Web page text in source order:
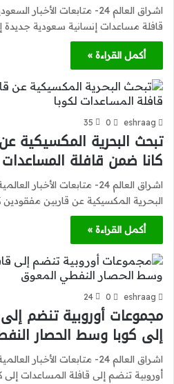
اشراق العالم 24- متابعات
قافلة مساعدات إنسانية سعودية جديدة
أكمل القراءة »
eshraag
0
35
تبحث البحرية المكسيكية
كانا ضمن قافلة المساعدات
اشراق العالم 24- متابعات
البحرية المكسيكية عن قاربين
أكمل القراءة »
eshraag
0
24
مجموعات أوروبية تنضم
إلى كوبا وسط الحصار
اشراق العالم 24- متابعات
أوروبية تنضم إلى قافلة المساعدات